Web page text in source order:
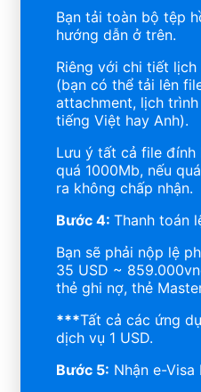
Bạn tải toàn bộ tệp
hướng dẫn ở trên.
Riêng với chi tiết lịch
(bạn có thể tải lên
attachment, lịch
tiếng Việt hay Anh).
Lưu ý tất cả file đính
quá 1000Mb, nếu
ra không chấp nhận.
Bước 4: Thanh toán
Bạn sẽ phải nộp lệ
35 USD ~
thẻ ghi nợ, thẻ
***Tất cả các ứng
dịch vụ 1 USD.
Bước 5: Nhận e-Visa